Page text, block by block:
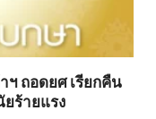
ฯ ถอดยศ เรียกคืน
ร้ายแรง